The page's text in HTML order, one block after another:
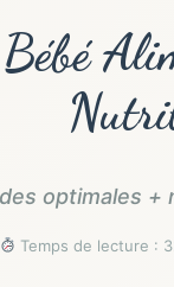
optimales
Temps de lecture :